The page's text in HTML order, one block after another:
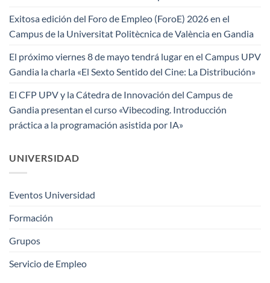
Exitosa edición del Foro de Empleo (ForoE) 2026 en el
Campus de la Universitat Politècnica de València en Gandia
El próximo viernes 8 de mayo tendrá lugar en el Campus UPV
Gandia la charla «El Sexto Sentido del Cine: La Distribución»
El CFP UPV y la Cátedra de Innovación del Campus de
Gandia presentan el curso «Vibecoding. Introducción
práctica a la programación asistida por IA»
UNIVERSIDAD
Eventos Universidad
Formación
Grupos
Servicio de Empleo